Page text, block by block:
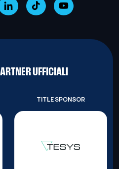
UFFICIALI
TITLE SPONSOR